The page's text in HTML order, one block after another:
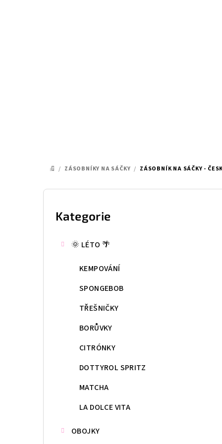
DOMŮ
/ ZÁSOBNÍKY NA SÁČKY / ZÁSOBNÍK NA SÁČKY -
Přeskočit
kategorie
Kategorie
🌞 LÉTO 🌴
KEMPOVÁNÍ
SPONGEBOB
TŘEŠNIČKY
BORŮVKY
CITRÓNKY
DOTTYROL SPRITZ
MATCHA
LA DOLCE VITA
OBOJKY